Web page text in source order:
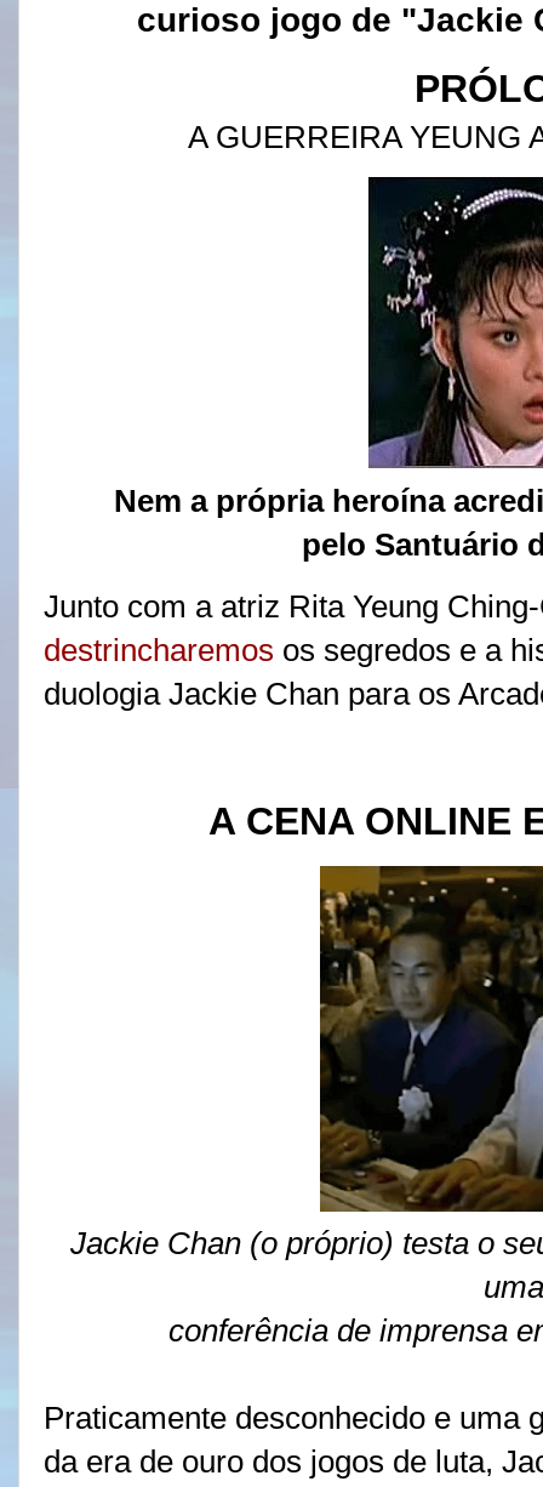
curioso jogo de "Jackie
A GUERREIRA YEUNG
Nem a própria heroína
pelo Santuário
Junto com a atriz Rita Yeung
destrincharemos os segredos e a
duologia Jackie Chan para os
A CENA ONLINE
Jackie Chan (o próprio) testa o
uma
conferência de imprensa
Praticamente desconhecido e uma
da era de ouro dos jogos de luta,